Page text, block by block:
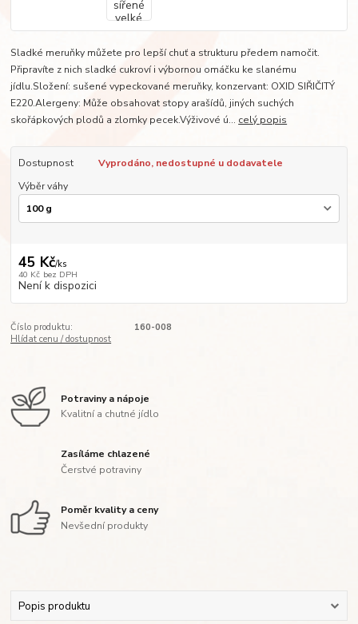
Sladké meruňky můžete pro lepší chuť a strukturu předem namočit.
Připravíte z nich sladké cukroví i výbornou omáčku ke slanému
jídlu.Složení: sušené vypeckované meruňky, konzervant: OXID SIŘIČITÝ
E220.Alergeny: Může obsahovat stopy arašídů, jiných suchých
skořápkových plodů a zlomky pecek.Výživové ú... celý popis
Dostupnost
Vyprodáno, nedostupné u dodavatele
Výběr váhy
45 Kč/ks
40 Kč bez DPH
Není k dispozici
Číslo produktu:
160-008
Hlídat cenu / dostupnost
Potraviny a nápoje
Kvalitní a chutné jídlo
Zasíláme chlazené
Čerstvé potraviny
Poměr kvality a ceny
Nevšední produkty
Popis produktu